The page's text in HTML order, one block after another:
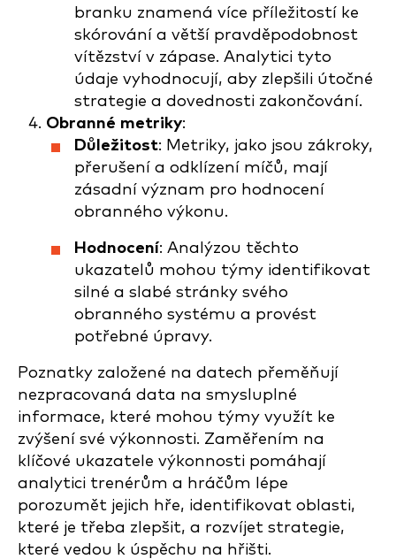
branku znamená více příležitostí ke
skórování a větší pravděpodobnost
vítězství v zápase. Analytici tyto
údaje vyhodnocují, aby zlepšili útočné
strategie a dovednosti zakončování.
Obranné metriky:
Důležitost: Metriky, jako jsou zákroky,
přerušení a odklízení míčů, mají
zásadní význam pro hodnocení
obranného výkonu.
Hodnocení: Analýzou těchto
ukazatelů mohou týmy identifikovat
silné a slabé stránky svého
obranného systému a provést
potřebné úpravy.
Poznatky založené na datech přeměňují
nezpracovaná data na smysluplné
informace, které mohou týmy využít ke
zvýšení své výkonnosti. Zaměřením na
klíčové ukazatele výkonnosti pomáhají
analytici trenérům a hráčům lépe
porozumět jejich hře, identifikovat oblasti,
které je třeba zlepšit, a rozvíjet strategie,
které vedou k úspěchu na hřišti.